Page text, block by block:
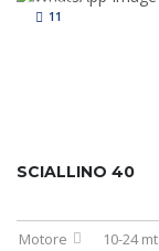
11
SCIALLINO 40
Motore 10-24 mt